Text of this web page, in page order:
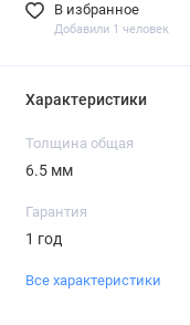
В избранное
Добавили 1 человек
Характеристики
Толщина общая
6.5 мм
Гарантия
1 год
Все характеристики